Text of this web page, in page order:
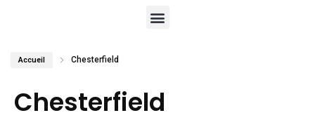
Accueil Chesterfield
Chesterfield